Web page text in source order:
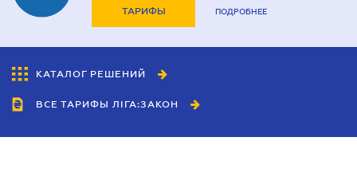
ТАРИФЫ ПОДРОБНЕЕ
КАТАЛОГ РЕШЕНИЙ
ВСЕ ТАРИФЫ ЛІГА:ЗАКОН